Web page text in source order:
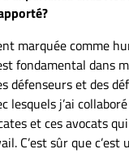
marquée comme
fondamental dans
défenseurs et des
lesquels j’ai
et ces avocats
C’est sûr que c’est